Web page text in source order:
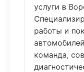
услуги в
работы и
команда,